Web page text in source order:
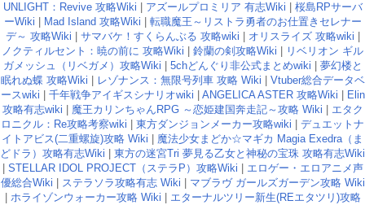
UNLIGHT：Revive 攻略Wiki
アズールプロミリア 有志Wiki
桜島RPサーバ
ーWiki
Mad Island 攻略Wiki
転職魔王～リストラ勇者のお仕置きセレナー
デ～ 攻略Wiki
サマバケ！すくらんぶる 攻略wiki オリスライズ 攻略wiki
ノクティルセント：暁の前に 攻略Wiki
鈴蘭の剣攻略Wiki
リベリオン ギル
ガメッシュ（リベガメ）攻略Wiki
5chどんぐり非公式まとめwiki
夢幻楼と
眠れぬ蝶 攻略Wiki
レゾナンス：無限号列車 攻略 Wiki
Vtuber総合データベ
ースwiki
千年戦争アイギスシナリオwiki ANGELICA ASTER 攻略Wiki
Elin
攻略有志wiki
魔王カリンちゃんRPG ～恋姫建国奔走記～攻略 Wiki
エタク
ロニクル：Re攻略考察wiki
東方ダンジョンメーカー攻略wiki
デュエットナ
イトアビス(二重螺旋)攻略 Wiki
魔法少女まどか☆マギカ Magia Exedra（ま
どドラ）攻略有志Wiki
東方の迷宮Tri 夢見る乙女と神秘の宝珠 攻略有志Wiki
STELLAR IDOL PROJECT（ステラP）攻略Wiki
エロゲー・エロアニメ声
優総合Wiki
ステラソラ攻略有志 Wiki
マブラヴ ガールズガーデン攻略 Wiki
ホライゾンウォーカー攻略 Wiki
エターナルツリー新生(REエタツリ)攻略